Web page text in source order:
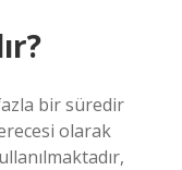
bir süredir
olarak